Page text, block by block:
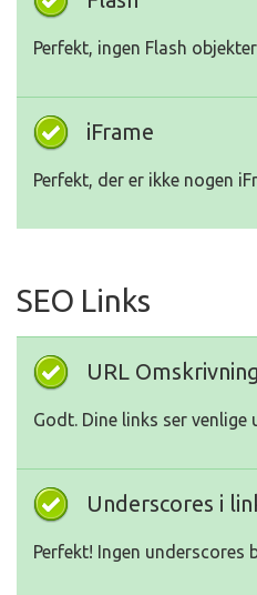
Perfekt, ingen Flash
iFrame
Perfekt, der er ikke nogen
SEO Links
URL Omskrivning
Godt. Dine links ser venlige
Underscores i
Perfekt! Ingen underscores